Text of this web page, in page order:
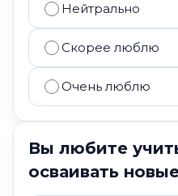
Нейтрально
Скорее люблю
Очень люблю
Вы любите
осваивать